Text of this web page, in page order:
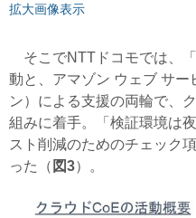
拡大画像表示
そこでNTTドコモでは、
動と、アマゾン ウェブ サ
ン）による支援の両輪で、
組みに着手。「検証環境は
スト削減のためのチェック
った（ 図3）。